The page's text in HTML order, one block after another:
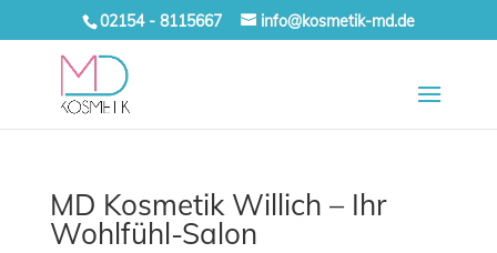
02154 - 8115667 info@kosmetik-md.de
MD Kosmetik Willich – Ihr
Wohlfühl-Salon